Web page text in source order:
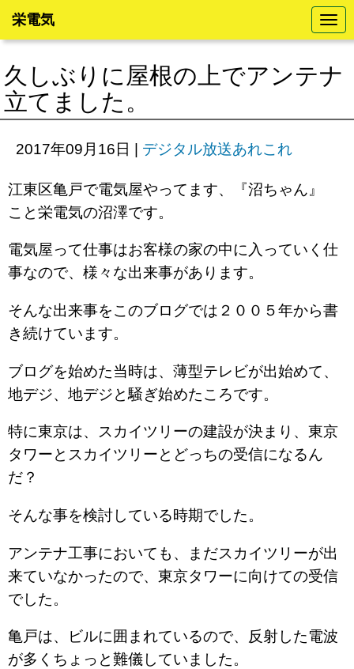
N
a
v
g
a
o
栄電気
久しぶりに屋根の上でアンテナ
立てました。
2017年09月16日 | デジタル放送あれこれ
江東区亀戸で電気屋やってます、『沼ちゃん』
こと栄電気の沼澤です。
電気屋って仕事はお客様の家の中に入っていく仕
事なので、様々な出来事があります。
そんな出来事をこのブログでは２００５年から書
き続けています。
ブログを始めた当時は、薄型テレビが出始めて、
地デジ、地デジと騒ぎ始めたころです。
特に東京は、スカイツリーの建設が決まり、東京
タワーとスカイツリーとどっちの受信になるん
だ？
そんな事を検討している時期でした。
アンテナ工事においても、まだスカイツリーが出
来ていなかったので、東京タワーに向けての受信
でした。
亀戸は、ビルに囲まれているので、反射した電波
が多くちょっと難儀していました。